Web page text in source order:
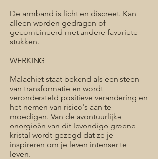
De armband is licht en discreet. Kan
alleen worden gedragen of
gecombineerd met andere favoriete
stukken.
WERKING
Malachiet staat bekend als een steen
van transformatie en wordt
verondersteld positieve verandering en
het nemen van risico's aan te
moedigen. Van de avontuurlijke
energieën van dit levendige groene
kristal wordt gezegd dat ze je
inspireren om je leven intenser te
leven.